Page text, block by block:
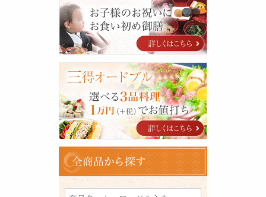
い
初
め
特
集
得
オ
ー
ド
ブ
ル
全
商
品
を